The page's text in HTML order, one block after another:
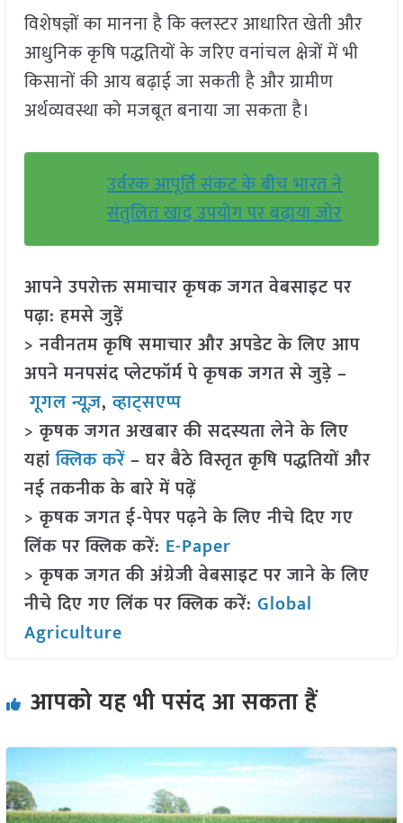
विशेषज्ञों का मानना है कि क्लस्टर आधारित खेती और
आधुनिक कृषि पद्धतियों के जरिए वनांचल क्षेत्रों में भी
किसानों की आय बढ़ाई जा सकती है और ग्रामीण
अर्थव्यवस्था को मजबूत बनाया जा सकता है।
उर्वरक आपूर्ति संकट के बीच भारत ने
संतुलित खाद उपयोग पर बढ़ाया जोर
आपने उपरोक्त समाचार कृषक जगत वेबसाइट पर
पढ़ा: हमसे जुड़ें
> नवीनतम कृषि समाचार और अपडेट के लिए आप
अपने मनपसंद प्लेटफॉर्म पे कृषक जगत से जुड़े –
गूगल न्यूज़,व्हाट्सएप्प
> कृषक जगत अखबार की सदस्यता लेने के लिए
यहांक्लिक करें– घर बैठे विस्तृत कृषि पद्धतियों और
नई तकनीक के बारे में पढ़ें
> कृषक जगत ई-पेपर पढ़ने के लिए नीचे दिए गए
लिंक पर क्लिक करें: E-Paper
> कृषक जगत की अंग्रेजी वेबसाइट पर जाने के लिए
नीचे दिए गए लिंक पर क्लिक करें: Global
Agriculture
आपको यह भी पसंद आ सकता हैं